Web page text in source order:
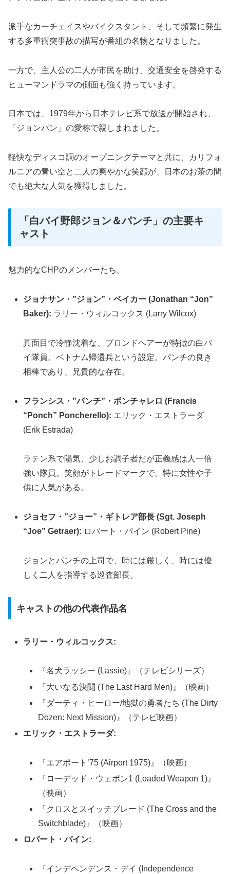
派手なカーチェイスやバイクスタント、そして頻繁に発生
する多重衝突事故の描写が番組の名物となりました。
一方で、主人公の二人が市民を助け、交通安全を啓発する
ヒューマンドラマの側面も強く持っています。
日本では、1979年から日本テレビ系で放送が開始され、
「ジョンパン」の愛称で親しまれました。
軽快なディスコ調のオープニングテーマと共に、カリフォ
ルニアの青い空と二人の爽やかな笑顔が、日本のお茶の間
でも絶大な人気を獲得しました。
「白バイ野郎ジョン＆パンチ」の主要キ
ャスト
魅力的なCHPのメンバーたち。
ジョナサン・”ジョン”・ベイカー (Jonathan “Jon”
Baker): ラリー・ウィルコックス (Larry Wilcox)
真面目で冷静沈着な、ブロンドヘアーが特徴の白バ
イ隊員。ベトナム帰還兵という設定。パンチの良き
相棒であり、兄貴的な存在。
フランシス・”パンチ”・ポンチャレロ (Francis
“Ponch” Poncherello): エリック・エストラーダ
(Erik Estrada)
ラテン系で陽気、少しお調子者だが正義感は人一倍
強い隊員。笑顔がトレードマークで、特に女性や子
供に人気がある。
ジョセフ・”ジョー”・ギトレア部長 (Sgt. Joseph
“Joe” Getraer): ロバート・パイン (Robert Pine)
ジョンとパンチの上司で、時には厳しく、時には優
しく二人を指導する巡査部長。
キャストの他の代表作品名
ラリー・ウィルコックス:
『名犬ラッシー (Lassie)』（テレビシリーズ）
『大いなる決闘 (The Last Hard Men)』（映画）
『ダーティ・ヒーロー/地獄の勇者たち (The Dirty
Dozen: Next Mission)』（テレビ映画）
エリック・エストラーダ:
『エアポート’75 (Airport 1975)』（映画）
『ローデッド・ウェポン1 (Loaded Weapon 1)』
（映画）
『クロスとスイッチブレード (The Cross and the
Switchblade)』（映画）
ロバート・パイン:
『インデペンデンス・デイ (Independence